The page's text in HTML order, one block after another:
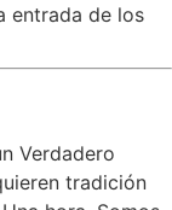
entrada de los
Verdadero
tradición